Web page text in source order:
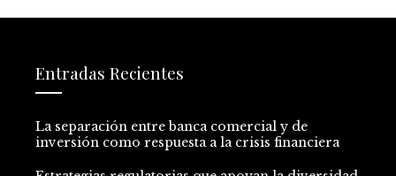
Entradas Recientes
La separación entre banca comercial y de
inversión como respuesta a la crisis financiera